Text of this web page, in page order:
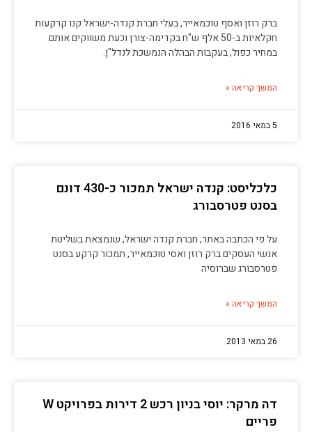
ברק רוזן ואסף טוכמאייר, בעלי חברת קנדה-ישראל קנו קרקעות
חקלאיות ב-50 אלף ש"ח בקדימה-צורן וכעת משווקים אותם
במחיר כפול, בעקבות הבהלה הנמשכת לנדל"ן.
המשך קריאה »
5 במאי 2016
כלכליסט: קנדה ישראל תמכור כ-430 דונם
בסנט פטרסבורג
על פי הכתבה באתר, חברת קנדה ישראל, שנמצאת בשליטת
אנשי העסקים ברק רוזן ואסי טוכמאייר, תמכור קרקע בסנט
פטרסבורג שברוסיה
המשך קריאה »
26 במאי 2013
דה מרקר: יוסי בניון רכש 2 דירות בפרויקט W
פריים